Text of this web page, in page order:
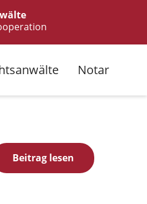
Notar
Beitrag lesen